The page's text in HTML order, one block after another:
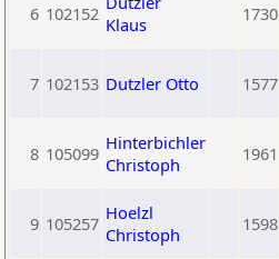
6 102152 Klaus
1730
7 102153 Dutzler Otto 1577
8 105099 Hinterbichler
Christoph
1961
9 105257 Hoelzl
Christoph
1598